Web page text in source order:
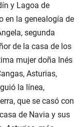
y Lagoa de
en la genealogía de
segunda
de la casa de los
mujer doña Inés
Asturias,
la línea,
que se casó con
de Navia y sus